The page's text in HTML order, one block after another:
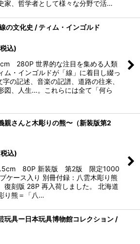
家、哲学者として様々な分野で活…
の文化史 / ティム・インゴルド
込)
280P 世界的な注目を集める人類
ム・インゴルドが「線」に着目し綴っ
字の記述、音楽の記譜、道路の往来、
図、人生…。これらには全て「何ら
さんと木彫りの熊〜（新装版第2
込)
80P 新装版 第2版 限定1000
ケース入り 別冊付録：八雲木彫り熊
刻版 28P 再入荷しました。 北海道
り熊＝「八…
玩具ー日本玩具博物館コレクション /